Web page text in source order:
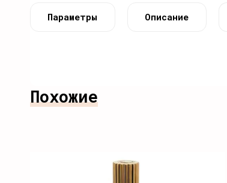
Параметры Описание
Похожие